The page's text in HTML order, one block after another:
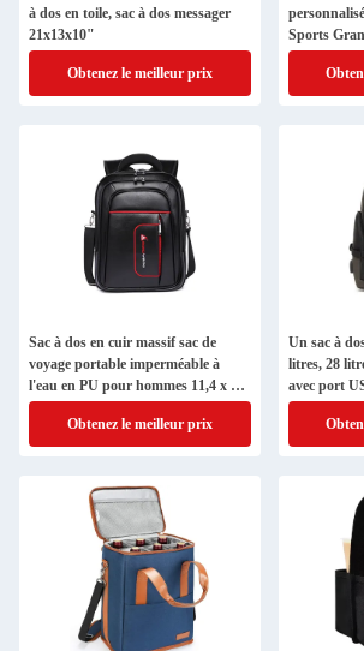
à dos en toile, sac à dos messager
21x13x10"
Obtenez le meilleur prix
Sports
Sac à dos en cuir massif sac de
voyage portable imperméable à
l'eau en PU pour hommes 11,4 x 6,7
x 19,3"
Obtenez le meilleur prix
Un sac à
litres, 28
avec port